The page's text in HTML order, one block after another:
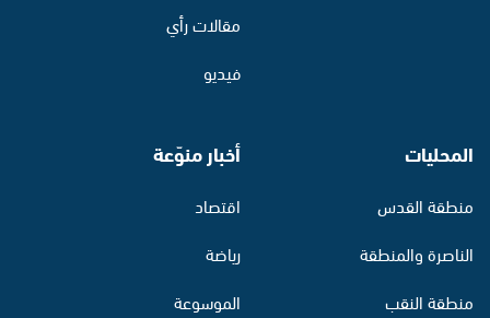
مقالات رأي
فيديو
المحليات
منطقة القدس
الناصرة والمنطقة
منطقة النقب
أخبار منوّعة
اقتصاد
رياضة
الموسوعة